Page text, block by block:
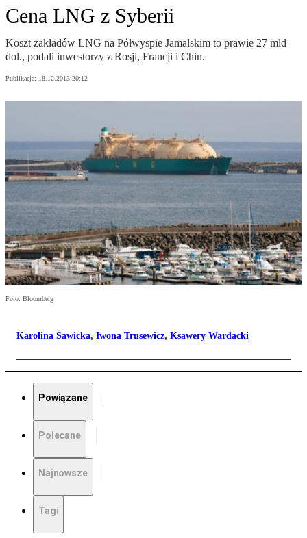
Cena LNG z Syberii
Koszt zakładów LNG na Półwyspie Jamalskim to prawie 27 mld
dol., podali inwestorzy z Rosji, Francji i Chin.
Publikacja: 18.12.2013 20:12
Foto: Bloomberg
Karolina Sawicka, Iwona Trusewicz, Ksawery Wardacki
Powiązane
Polecane
Najnowsze
Tagi